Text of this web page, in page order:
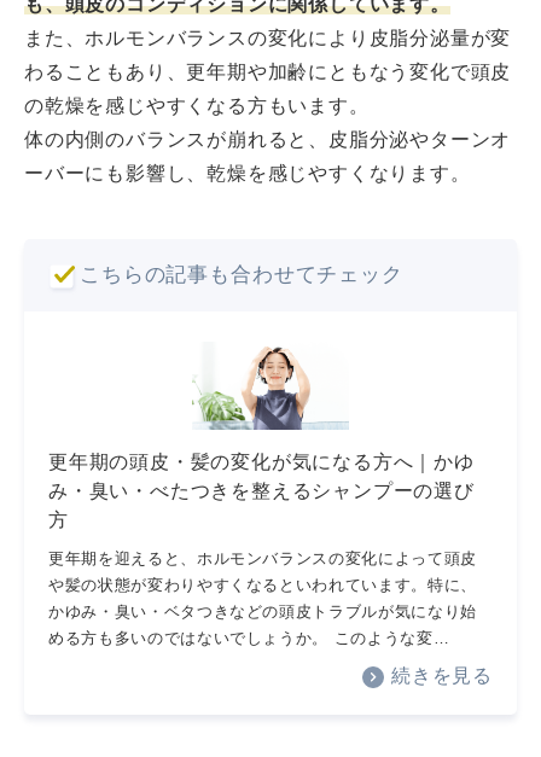
また、ホルモンバランスの変化により皮脂分泌量が変
わることもあり、更年期や加齢にともなう変化で頭皮
の乾燥を感じやすくなる方もいます。
体の内側のバランスが崩れると、皮脂分泌やターンオ
ーバーにも影響し、乾燥を感じやすくなります。
こちらの記事も合わせてチェック
更年期の頭皮・髪の変化が気になる方へ｜かゆ
み・臭い・べたつきを整えるシャンプーの選び
方
更年期を迎えると、ホルモンバランスの変化によって頭皮
や髪の状態が変わりやすくなるといわれています。特に、
かゆみ・臭い・ベタつきなどの頭皮トラブルが気になり始
める方も多いのではないでしょうか。 このような変…
続きを見る